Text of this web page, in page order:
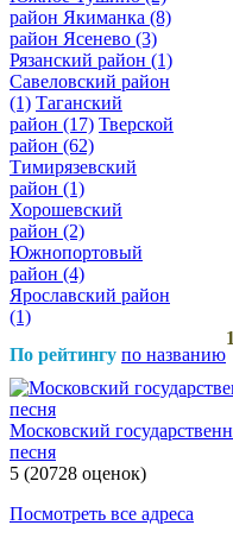
район Якиманка (8)
район Ясенево (3)
Рязанский район (1)
Савеловский район
(1) Таганский
район (17) Тверской
район (62)
Тимирязевский
район (1)
Хорошевский
район (2)
Южнопортовый
район (4)
Ярославский район
(1)
По рейтингу по названию
1
Московский
песня
5 (20728 оценок)
Посмотреть все адреса